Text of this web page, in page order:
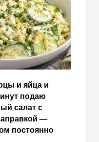
и яйца и
подаю
салат с
—
постоянно